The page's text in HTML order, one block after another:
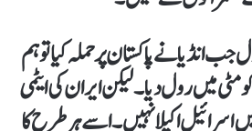
انڈیا نے پاکستان پر حملہ کیا تو ہم
میں رول دیا۔ لیکن ایران کی ایٹمی
اسرائیل اکیلا نہیں۔ اسے ہر طرح کا